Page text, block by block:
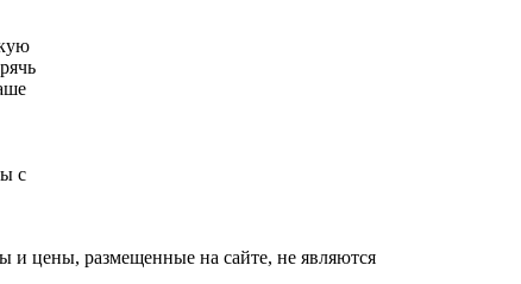
с
цены, размещенные на сайте, не являются